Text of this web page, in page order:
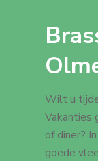
Wilt u
Vakanties
of diner?
goede